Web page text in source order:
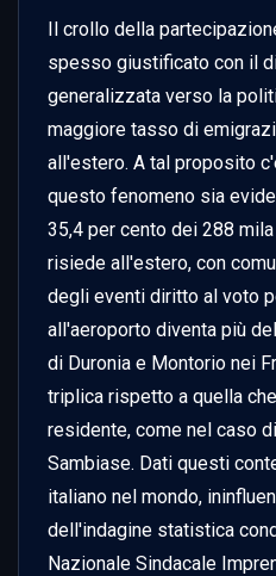
Il crollo della
spesso giustificato con il
generalizzata verso la
maggiore tasso di
all'estero. A tal proposito
questo fenomeno sia
35,4 per cento dei 288
risiede all'estero, con
degli eventi diritto al voto
all'aeroporto diventa più
di Duronia e Montorio nei
triplica rispetto a quella
residente, come nel caso
Sambiase. Dati questi
italiano nel mondo,
dell'indagine statistica
Nazionale Sindacale